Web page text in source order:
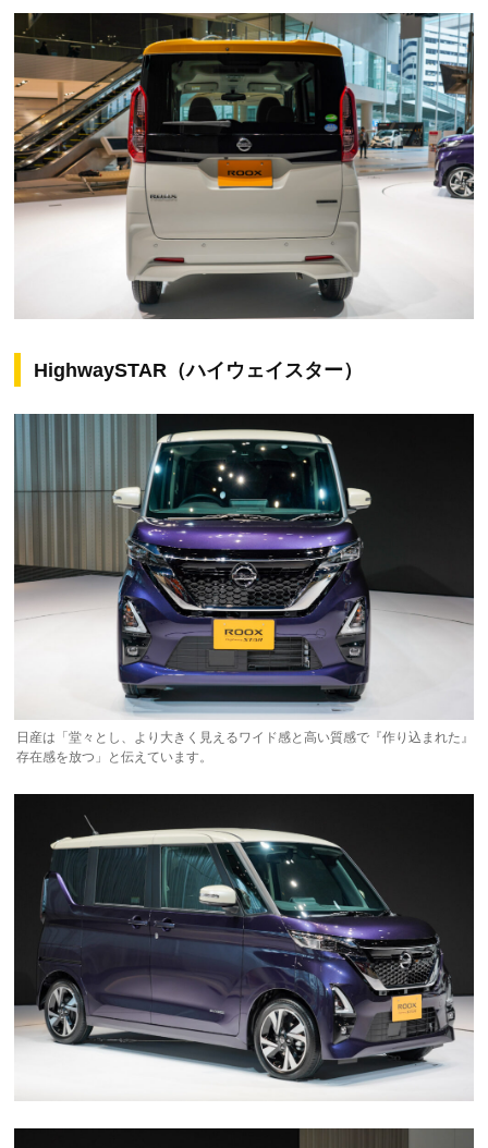
HighwaySTAR（ハイウェイスター）
日産は「堂々とし、より大きく見えるワイド感と高い質感で『作り込まれた』
存在感を放つ」と伝えています。